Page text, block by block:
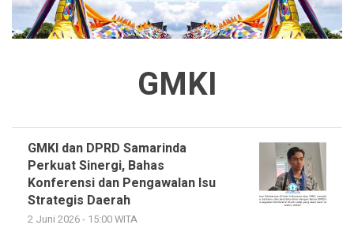
GMKI
GMKI dan DPRD Samarinda
Perkuat Sinergi, Bahas
Konferensi dan Pengawalan Isu
Strategis Daerah
2 Juni 2026 - 15:00 WITA